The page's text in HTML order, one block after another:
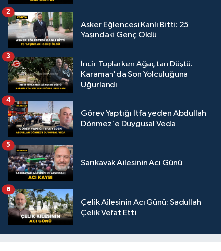
Asker Eğlencesi Kanlı Bitti: 25
Yaşındaki Genç Öldü
2
İncir Toplarken Ağaçtan Düştü:
Karaman'da Son Yolculuğuna
Uğurlandı
3
Görev Yaptığı İtfaiyeden Abdullah
Dönmez'e Duygusal Veda
4
Sarıkavak Ailesinin Acı Günü
5
Çelik Ailesinin Acı Günü: Sadullah
Çelik Vefat Etti
6